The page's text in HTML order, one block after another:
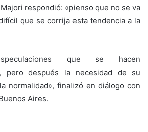
respondió: «pienso que no se va
que se corrija esta tendencia a la
que se hacen
pero después la necesidad de su
normalidad», finalizó en diálogo con
Aires.